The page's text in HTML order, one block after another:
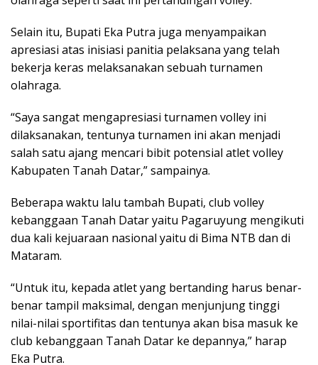
Selain itu, Bupati Eka Putra juga menyampaikan
apresiasi atas inisiasi panitia pelaksana yang telah
bekerja keras melaksanakan sebuah turnamen
olahraga.
“Saya sangat mengapresiasi turnamen volley ini
dilaksanakan, tentunya turnamen ini akan menjadi
salah satu ajang mencari bibit potensial atlet volley
Kabupaten Tanah Datar,” sampainya.
Beberapa waktu lalu tambah Bupati, club volley
kebanggaan Tanah Datar yaitu Pagaruyung mengikuti
dua kali kejuaraan nasional yaitu di Bima NTB dan di
Mataram.
“Untuk itu, kepada atlet yang bertanding harus benar-
benar tampil maksimal, dengan menjunjung tinggi
nilai-nilai sportifitas dan tentunya akan bisa masuk ke
club kebanggaan Tanah Datar ke depannya,” harap
Eka Putra.